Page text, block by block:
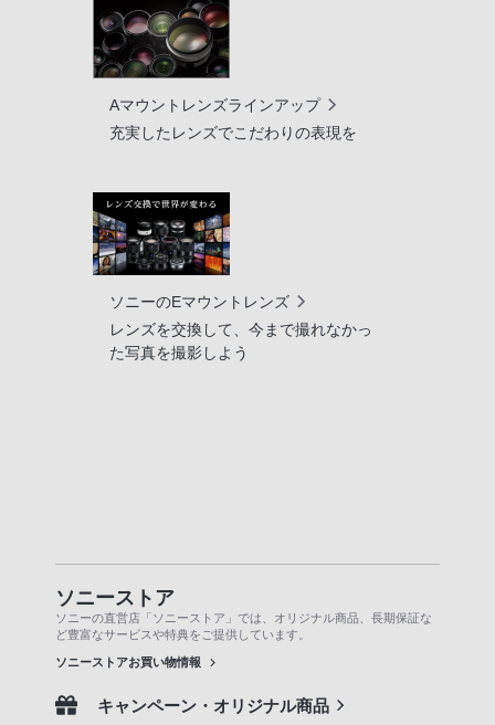
Aマウントレンズラインアップ
充実したレンズでこだわりの表現を
ソニーのEマウントレンズ
レンズを交換して、今まで撮れなかっ
た写真を撮影しよう
ソニーストア
ソニーの直営店「ソニーストア」では、オリジナル商品、長期保証な
ど豊富なサービスや特典をご提供しています。
ソニーストアお買い物情報
キャンペーン・オリジナル商品